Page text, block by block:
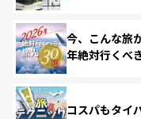
今、こんな旅
年絶対行くべ
コスパもタイ